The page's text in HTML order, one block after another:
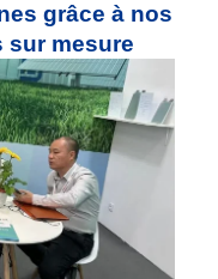
grâce à nos
sur mesure